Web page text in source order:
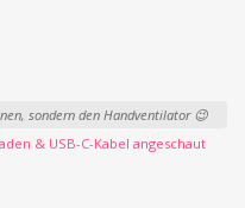
sondern den Handventilator 😉
& USB-C-Kabel angeschaut